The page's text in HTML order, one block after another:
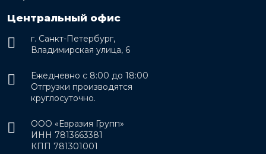
Центральный офис
г. Санкт-Петербург,
Владимирская улица, 6
Ежедневно с 8:00 до 18:00
Отгрузки производятся
круглосуточно.
ООО «Евразия Групп»
ИНН 7813663381
КПП 781301001